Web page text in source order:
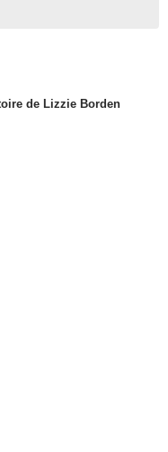
de Lizzie Borden